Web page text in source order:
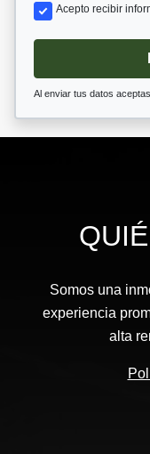
Acepto recibir
Al enviar tus datos
Somos una
experiencia
alta